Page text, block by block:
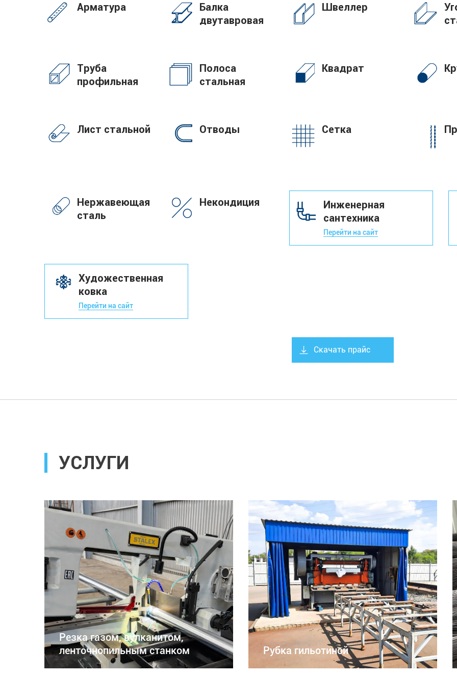
Арматура
Балка
двутавровая
Швеллер
Труба
профильная
Полоса
стальная
Квадрат
Лист стальной Отводы Сетка
Нержавеющая
сталь
Некондиция
Инженерная
сантехника
Перейти на сайт
Художественная
ковка
Перейти на сайт
Скачать прайс
УСЛУГИ
Резка газом, вулканитом,
ленточнопильным станком
Рубка гильотиной